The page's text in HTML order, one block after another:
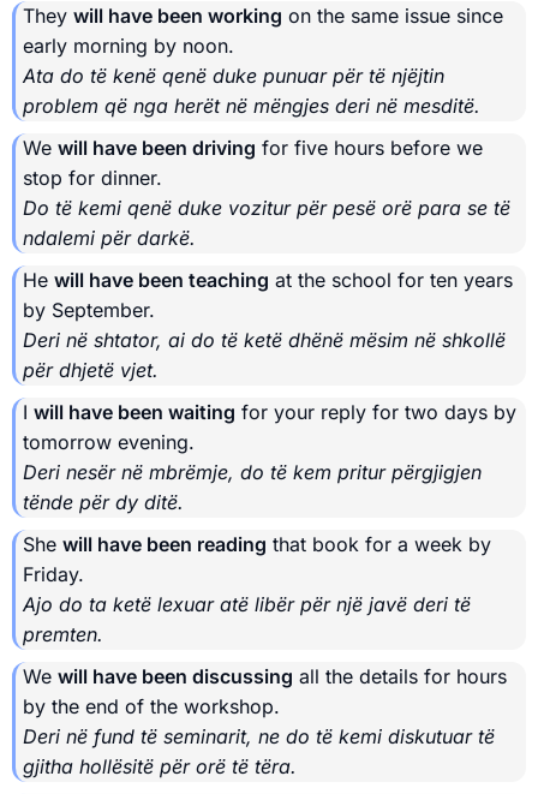
They will have been working on the same issue since
early morning by noon.
Ata do të kenë qenë duke punuar për të njëjtin
problem që nga herët në mëngjes deri në mesditë.
We will have been driving for five hours before we
stop for dinner.
Do të kemi qenë duke vozitur për pesë orë para se të
ndalemi për darkë.
He will have been teaching at the school for ten years
by September.
Deri në shtator, ai do të ketë dhënë mësim në shkollë
për dhjetë vjet.
I will have been waiting for your reply for two days by
tomorrow evening.
Deri nesër në mbrëmje, do të kem pritur përgjigjen
tënde për dy ditë.
She will have been reading that book for a week by
Friday.
Ajo do ta ketë lexuar atë libër për një javë deri të
premten.
We will have been discussing all the details for hours
by the end of the workshop.
Deri në fund të seminarit, ne do të kemi diskutuar të
gjitha hollësitë për orë të tëra.